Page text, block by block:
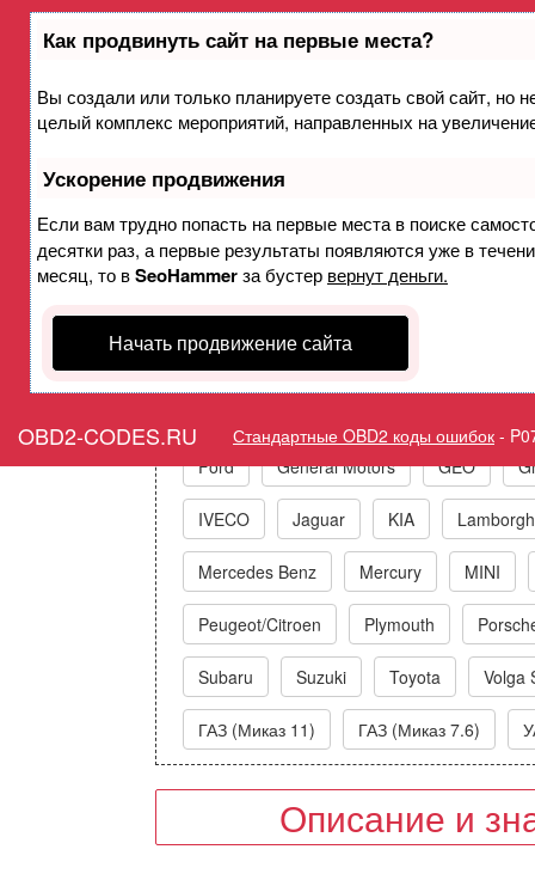
Как продвинуть сайт на первые места?
Вы создали или только планируете создать свой сайт, но
целый комплекс мероприятий, направленных на
Ускорение продвижения
Если вам трудно попасть на первые места в поиске
десятки раз, а первые результаты появляются уже в
месяц, то вSeoHammerза бустер вернут деньги.
Начать продвижение сайта
OBD2-CODES.RU Стандартные OBD2 коды ошибок -
Ошибка P0774 Э/м
ненадежный
Горит ошибка Check
Коды ошибок
Ford General Motors GEO
IVECO Jaguar KIA
Mercedes Benz Mercury MINI
Peugeot/Citroen Plymouth
Subaru Suzuki Toyota Volga
ГАЗ (Миказ 11) ГАЗ (Миказ 7.6)
Описание и